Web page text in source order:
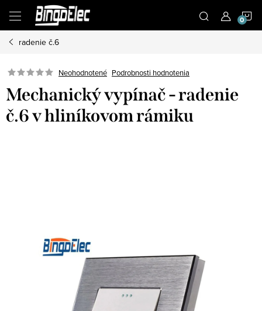
obsah
radenie č.6
Neohodnotené Podrobnosti hodnotenia
Mechanický vypínač - radenie
č.6 v hliníkovom rámiku